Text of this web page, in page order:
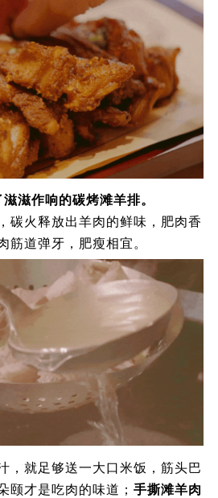
滋作响的碳烤滩羊排。
碳火释放出羊肉的鲜味，肥肉香
筋道弹牙，肥瘦相宜。
，就足够送一大口米饭，筋头巴
颐才是吃肉的味道； 手撕滩羊肉